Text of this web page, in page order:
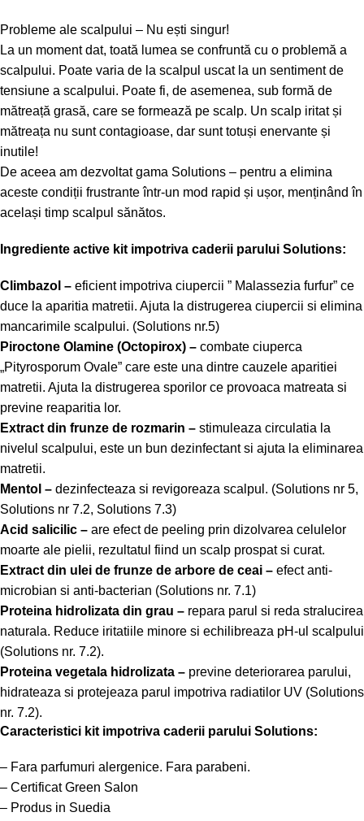
Probleme ale scalpului – Nu ești singur!
La un moment dat, toată lumea se confruntă cu o problemă a
scalpului. Poate varia de la scalpul uscat la un sentiment de
tensiune a scalpului. Poate fi, de asemenea, sub formă de
mătreață grasă, care se formează pe scalp. Un scalp iritat și
mătreața nu sunt contagioase, dar sunt totuși enervante și
inutile!
De aceea am dezvoltat gama Solutions – pentru a elimina
aceste condiții frustrante într-un mod rapid și ușor, menținând în
același timp scalpul sănătos.
Ingrediente active kit impotriva caderii parului Solutions:
Climbazol – eficient impotriva ciupercii ” Malassezia furfur” ce
duce la aparitia matretii. Ajuta la distrugerea ciupercii si elimina
mancarimile scalpului. (Solutions nr.5)
Piroctone Olamine (Octopirox) – combate ciuperca
„Pityrosporum Ovale” care este una dintre cauzele aparitiei
matretii. Ajuta la distrugerea sporilor ce provoaca matreata si
previne reaparitia lor.
Extract din frunze de rozmarin – stimuleaza circulatia la
nivelul scalpului, este un bun dezinfectant si ajuta la eliminarea
matretii.
Mentol – dezinfecteaza si revigoreaza scalpul. (Solutions nr 5,
Solutions nr 7.2, Solutions 7.3)
Acid salicilic – are efect de peeling prin dizolvarea celulelor
moarte ale pielii, rezultatul fiind un scalp prospat si curat.
Extract din ulei de frunze de arbore de ceai – efect anti-
microbian si anti-bacterian (Solutions nr. 7.1)
Proteina hidrolizata din grau – repara parul si reda stralucirea
naturala. Reduce iritatiile minore si echilibreaza pH-ul scalpului
(Solutions nr. 7.2).
Proteina vegetala hidrolizata – previne deteriorarea parului,
hidrateaza si protejeaza parul impotriva radiatilor UV (Solutions
nr. 7.2).
Caracteristici kit impotriva caderii parului Solutions:
– Fara parfumuri alergenice. Fara parabeni.
– Certificat Green Salon
– Produs in Suedia